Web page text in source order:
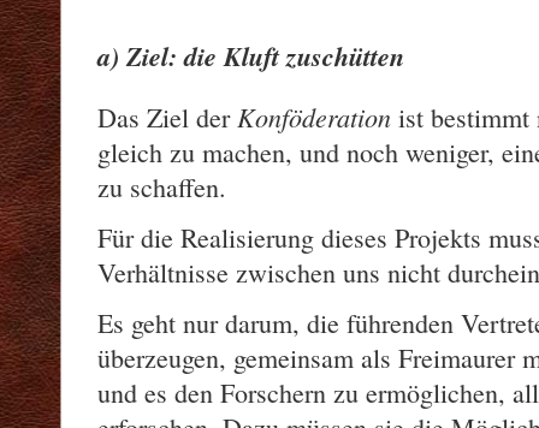
a) Ziel: die Kluft zuschütten
Das Ziel der Konföderation ist
gleich zu machen, und noch weniger,
zu schaffen.
Für die Realisierung dieses Projekts
Verhältnisse zwischen uns nicht
Es geht nur darum, die führenden
überzeugen, gemeinsam als Freimaurer
und es den Forschern zu ermöglichen,